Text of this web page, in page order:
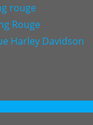
rouge
Rouge
Harley Davidson